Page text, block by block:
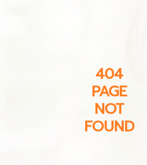
404
PAGE
NOT
FOUND